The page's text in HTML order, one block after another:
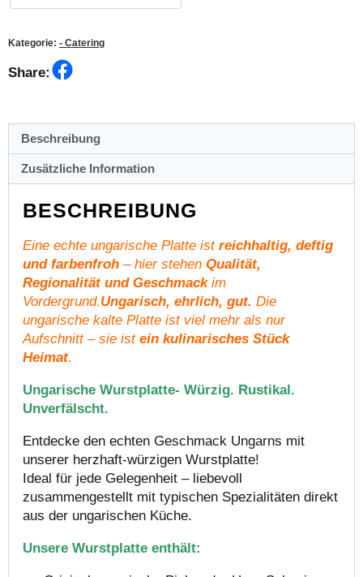
Kategorie: - Catering
Share:
Beschreibung
Zusätzliche Information
BESCHREIBUNG
Eine echte ungarische Platte ist reichhaltig, deftig
und farbenfroh – hier stehen Qualität,
Regionalität und Geschmackim
Vordergrund.Ungarisch, ehrlich, gut. Die
ungarische kalte Platte ist viel mehr als nur
Aufschnitt – sie ist ein kulinarisches Stück
Heimat.
Ungarische Wurstplatte- Würzig. Rustikal.
Unverfälscht.
Entdecke den echten Geschmack Ungarns mit
unserer herzhaft-würzigen Wurstplatte!
Ideal für jede Gelegenheit – liebevoll
zusammengestellt mit typischen Spezialitäten direkt
aus der ungarischen Küche.
Unsere Wurstplatte enthält: